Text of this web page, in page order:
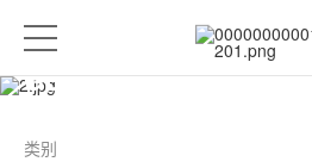
GD32 MCU开发工具
类别